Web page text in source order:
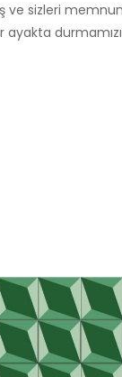
ve sizleri
durmamızı